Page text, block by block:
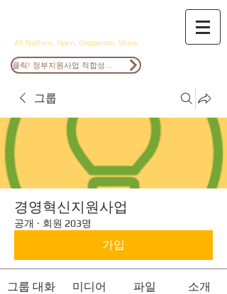
All Nations, Open, Cooperate, Share
그룹
경영혁신지원사업
공개 · 회원 203명
가입
그룹 대화 미디어 파일 소개